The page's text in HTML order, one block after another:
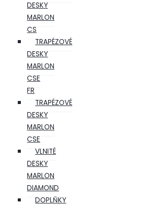
DESKY
MARLON
CS
TRAPÉZOVÉ
DESKY
MARLON
CSE
FR
TRAPÉZOVÉ
DESKY
MARLON
CSE
VLNITÉ
DESKY
MARLON
DIAMOND
DOPLŇKY